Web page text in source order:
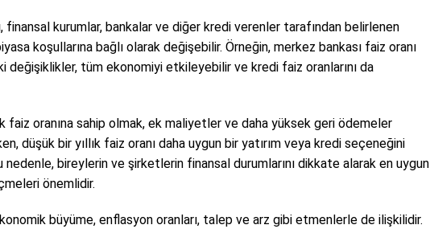
finansal kurumlar, bankalar ve diğer kredi verenler tarafından belirlenen
koşullarına bağlı olarak değişebilir. Örneğin, merkez bankası faiz oranı
değişiklikler, tüm ekonomiyi etkileyebilir ve kredi faiz oranlarını da
faiz oranına sahip olmak, ek maliyetler ve daha yüksek geri ödemeler
düşük bir yıllık faiz oranı daha uygun bir yatırım veya kredi seçeneğini
nedenle, bireylerin ve şirketlerin finansal durumlarını dikkate alarak en uygun
önemlidir.
büyüme, enflasyon oranları, talep ve arz gibi etmenlerle de ilişkilidir.